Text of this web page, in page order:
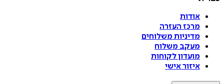
אודות
מרכז העזרה
מדיניות משלוחים
מעקב משלוח
מועדון לקוחות
איזור אישי